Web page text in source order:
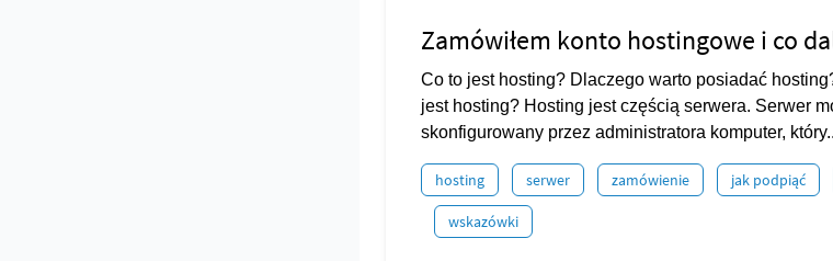
Zamówiłem konto hostingowe i co
Co to jest hosting? Dlaczego warto posiadać
jest hosting? Hosting jest częścią serwera. Serwer
skonfigurowany przez administratora komputer,
hosting serwer zamówienie jak podpiąć
wskazówki